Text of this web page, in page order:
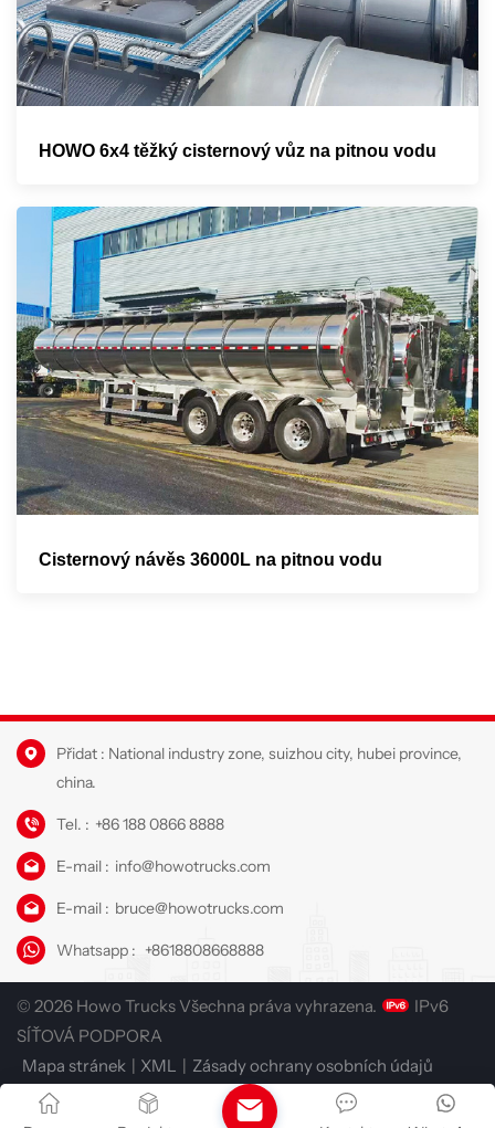
HOWO 6x4 těžký cisternový vůz na pitnou vodu
Cisternový návěs 36000L na pitnou vodu
Přidat : National industry zone, suizhou city, hubei province,
china.
Tel. : +86 188 0866 8888
E-mail : info@howotrucks.com
E-mail : bruce@howotrucks.com
Whatsapp : +8618808668888
© 2026 Howo Trucks Všechna práva vyhrazena.
IPv6
SÍŤOVÁ PODPORA
Mapa stránek
XML Zásady ochrany osobních údajů